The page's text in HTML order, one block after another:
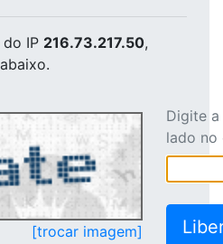
do IP 216.73.217.50,
[trocar imagem]
Digite
lado no